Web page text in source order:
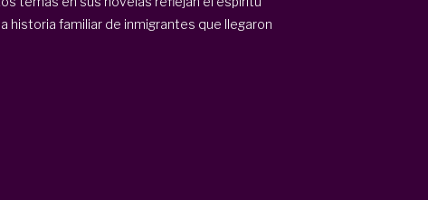
historia familiar de inmigrantes que llegaron